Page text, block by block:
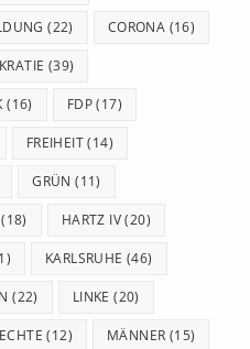
(22) CORONA (16)
(39)
(16) FDP(17)
FREIHEIT(14)
GRÜN (11)
(18) HARTZ IV(20)
KARLSRUHE (46)
(22) LINKE (20)
(12) MÄNNER (15)